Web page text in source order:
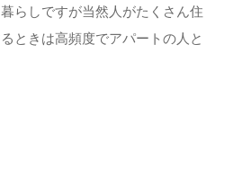
らしですが当然人がたくさん住
ときは高頻度でアパートの人と